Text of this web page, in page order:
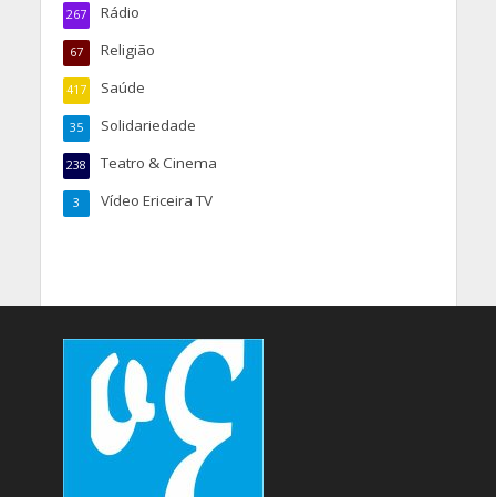
Rádio
267
Religião
67
Saúde
417
Solidariedade
35
Teatro & Cinema
238
Vídeo Ericeira TV
3